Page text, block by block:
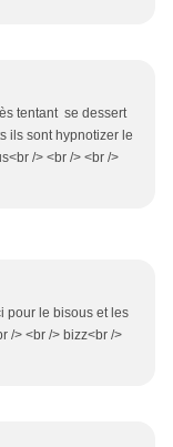
tentant se dessert
ils sont hypnotizer le
/> <br /> <br />
pour le bisous et les
/> <br /> bizz<br />